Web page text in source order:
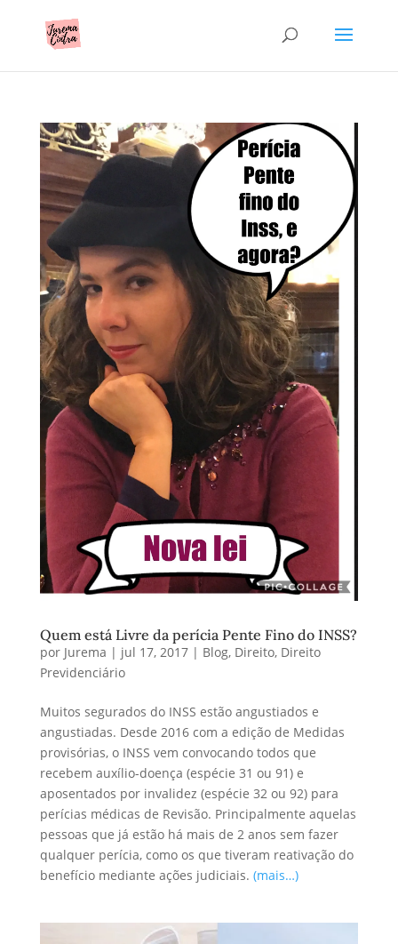
Quem está Livre da perícia Pente Fino do INSS?
por Jurema | jul 17, 2017| Blog, Direito, Direito
Previdenciário
Muitos segurados do INSS estão angustiados e
angustiadas. Desde 2016 com a edição de Medidas
provisórias, o INSS vem convocando todos que
recebem auxílio-doença (espécie 31 ou 91) e
aposentados por invalidez (espécie 32 ou 92) para
perícias médicas de Revisão. Principalmente aquelas
pessoas que já estão há mais de 2 anos sem fazer
qualquer perícia, como os que tiveram reativação do
benefício mediante ações judiciais. (mais…)